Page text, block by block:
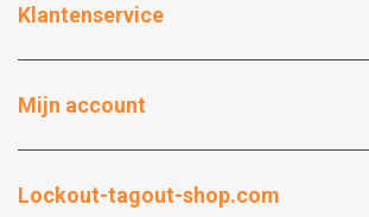
Klantenservice
Mijn account
Lockout-tagout-shop.com